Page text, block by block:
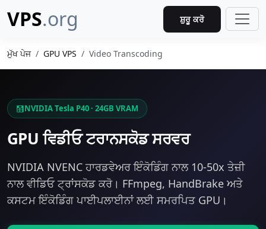
VPS.org ਸ਼ੁਰੂ ਕਰੋ
ਮੁੱਖ ਪੇਜ GPU VPS Video Transcoding
NVIDIA Tesla P40 · 24GB VRAM
GPU ਵਿਡੀਓ ਟਰਾਨਸਕੋਡ ਸਰਵਰ
NVIDIA NVENC ਹਾਰਡਵੇਅਰ ਇੰਕੋਡਿੰਗ ਨਾਲ 10-50x ਤੇਜ਼ੀ
ਨਾਲ ਵੀਡਿਓ ਟ੍ਰਾਂਸਕੋਡ ਕਰੋ। FFmpeg, HandBrake ਅਤੇ
ਕਸਟਮ ਇੰਕੋਡਿੰਗ ਪਾਈਪਲਾਈਨਾਂ ਲਈ ਸਮਰਪਿਤ GPU।